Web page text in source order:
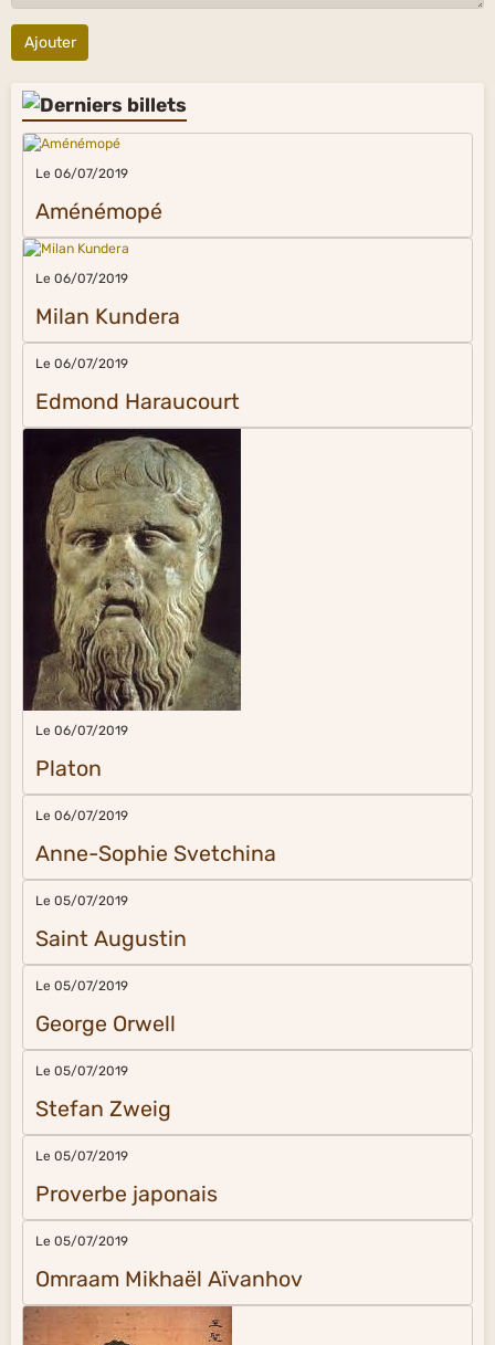
Ajouter
Le 06/07/2019
Aménémopé
Le 06/07/2019
Milan Kundera
Le 06/07/2019
Edmond Haraucourt
Le 06/07/2019
Platon
Le 06/07/2019
Anne-Sophie Svetchina
Le 05/07/2019
Saint Augustin
Le 05/07/2019
George Orwell
Le 05/07/2019
Stefan Zweig
Le 05/07/2019
Proverbe japonais
Le 05/07/2019
Omraam Mikhaël Aïvanhov